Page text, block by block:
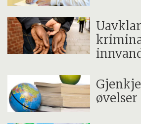
øvelser